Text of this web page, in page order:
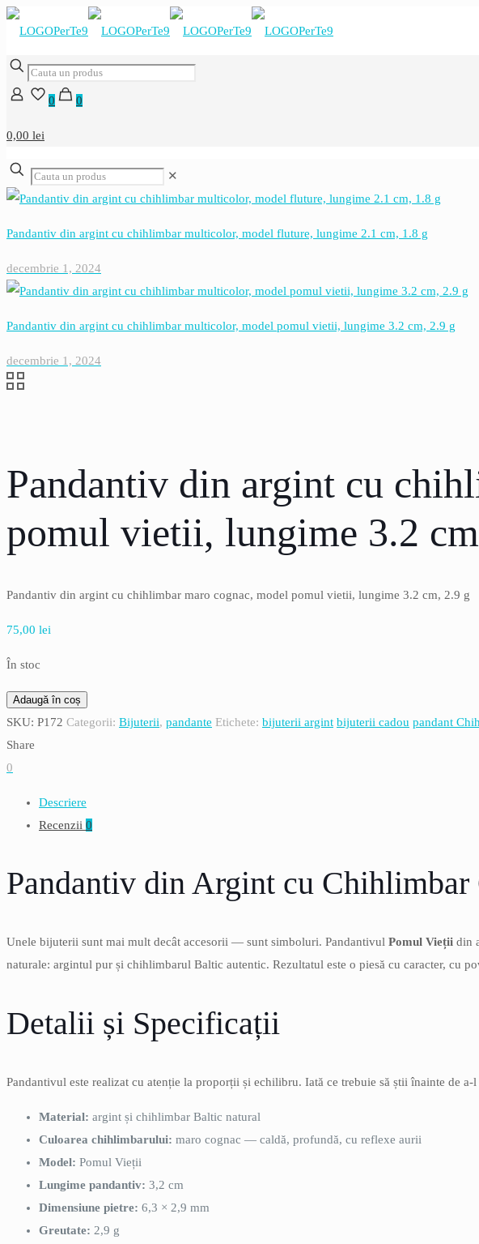
0 0
0,00 lei
✕
Pandantiv din argint cu chihlimbar multicolor, model fluture, lungime 2.1 cm, 1.8 g
decembrie 1, 2024
Pandantiv din argint cu chihlimbar multicolor, model pomul vietii, lungime 3.2 cm, 2.9 g
decembrie 1, 2024
Pandantiv din argint cu
pomul vietii, lungime 3.2
Pandantiv din argint cu chihlimbar maro cognac, model pomul vietii, lungime 3.2 cm, 2.9 g
75,00 lei
În stoc
Cantitate
Pandantiv
din
argint
chihlimbar
model
lungime
3.2
2.9
Adaugă în coș
SKU: P172 Categorii: Bijuterii, pandante Etichete: bijuterii argint bijuterii cadou pandant
Share
0
Descriere
Recenzii 0
Pandantiv din Argint cu
Unele bijuterii sunt mai mult decât accesorii — sunt simboluri. Pandantivul Pomul Vieții din
naturale: argintul pur și chihlimbarul Baltic autentic. Rezultatul este o piesă cu caracter, cu
Detalii și Specificații
Pandantivul este realizat cu atenție la proporții și echilibru. Iată ce trebuie să știi înainte de a-
Material: argint și chihlimbar Baltic natural
Culoarea chihlimbarului: maro cognac — caldă, profundă, cu reflexe aurii
Model: Pomul Vieții
Lungime pandantiv: 3,2 cm
Dimensiune pietre: 6,3 × 2,9 mm
Greutate: 2,9 g